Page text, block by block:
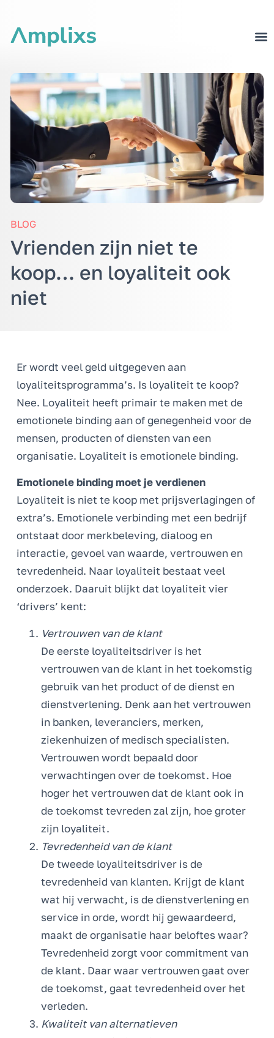
BLOG
Vrienden zijn niet te
koop… en loyaliteit ook
niet
Er wordt veel geld uitgegeven aan
loyaliteitsprogramma’s. Is loyaliteit te koop?
Nee. Loyaliteit heeft primair te maken met de
emotionele binding aan of genegenheid voor de
mensen, producten of diensten van een
organisatie. Loyaliteit is emotionele binding.
Emotionele binding moet je verdienen
Loyaliteit is niet te koop met prijsverlagingen of
extra’s. Emotionele verbinding met een bedrijf
ontstaat door merkbeleving, dialoog en
interactie, gevoel van waarde, vertrouwen en
tevredenheid. Naar loyaliteit bestaat veel
onderzoek. Daaruit blijkt dat loyaliteit vier
‘drivers’ kent:
Vertrouwen van de klant
De eerste loyaliteitsdriver is het
vertrouwen van de klant in het toekomstig
gebruik van het product of de dienst en
dienstverlening. Denk aan het vertrouwen
in banken, leveranciers, merken,
ziekenhuizen of medisch specialisten.
Vertrouwen wordt bepaald door
verwachtingen over de toekomst. Hoe
hoger het vertrouwen dat de klant ook in
de toekomst tevreden zal zijn, hoe groter
zijn loyaliteit.
Tevredenheid van de klant
De tweede loyaliteitsdriver is de
tevredenheid van klanten. Krijgt de klant
wat hij verwacht, is de dienstverlening en
service in orde, wordt hij gewaardeerd,
maakt de organisatie haar beloftes waar?
Tevredenheid zorgt voor commitment van
de klant. Daar waar vertrouwen gaat over
de toekomst, gaat tevredenheid over het
verleden.
Kwaliteit van alternatieven